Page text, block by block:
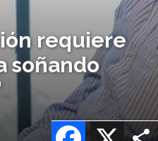
requiere
soñando
X
Facebook